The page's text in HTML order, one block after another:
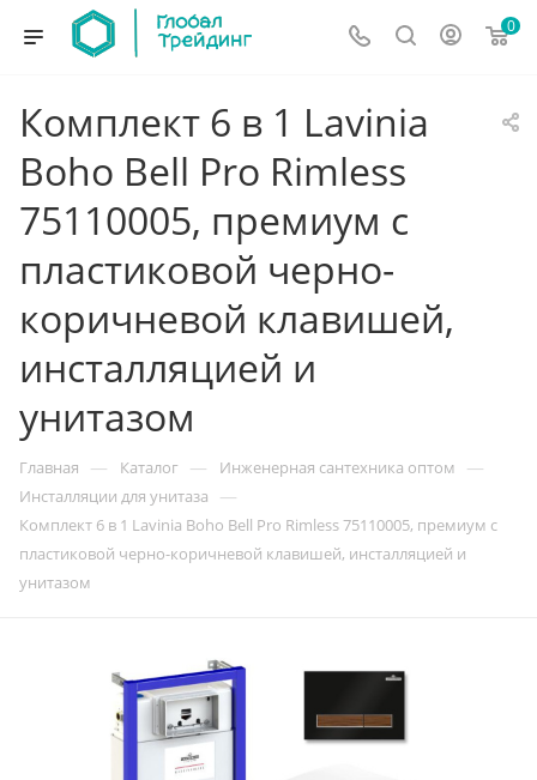
0
Комплект 6 в 1 Lavinia
Boho Bell Pro Rimless
75110005, премиум с
пластиковой черно-
коричневой клавишей,
инсталляцией и
унитазом
Главная — Каталог — Инженерная сантехника оптом —
Инсталляции для унитаза —
Комплект 6 в 1 Lavinia Boho Bell Pro Rimless 75110005, премиум с
пластиковой черно-коричневой клавишей, инсталляцией и
унитазом